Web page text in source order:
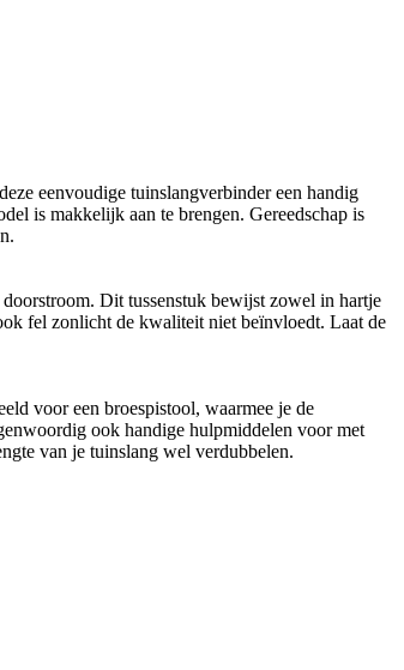
eenvoudige tuinslangverbinder een handig
is makkelijk aan te brengen. Gereedschap is
Dit tussenstuk bewijst zowel in hartje
fel zonlicht de kwaliteit niet beïnvloedt. Laat de
voor een broespistool, waarmee je de
ook handige hulpmiddelen voor met
van je tuinslang wel verdubbelen.